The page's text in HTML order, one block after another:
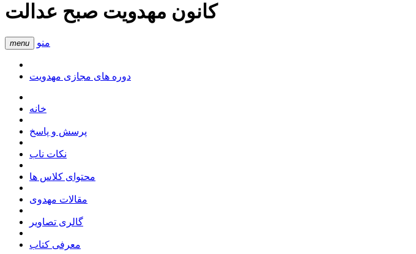
کانون مهدویت صبح عدالت
menu منو
دوره های مجازی مهدویت
خانه
پرسش و پاسخ
نکات ناب
محتوای کلاس ها
مقالات مهدوی
گالری تصاویر
معرفی کتاب